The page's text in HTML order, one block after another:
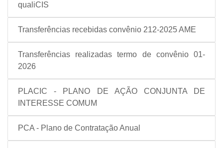
qualiCIS
Transferências recebidas convênio 212-2025 AME
Transferências realizadas termo de convênio 01-
2026
PLACIC - PLANO DE AÇÃO CONJUNTA DE
INTERESSE COMUM
PCA - Plano de Contratação Anual